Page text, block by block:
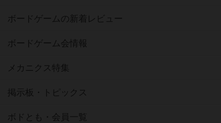
ボードゲームの新着レビュー
ボードゲーム会情報
メカニクス特集
掲示板・トピックス
ボドとも・会員一覧